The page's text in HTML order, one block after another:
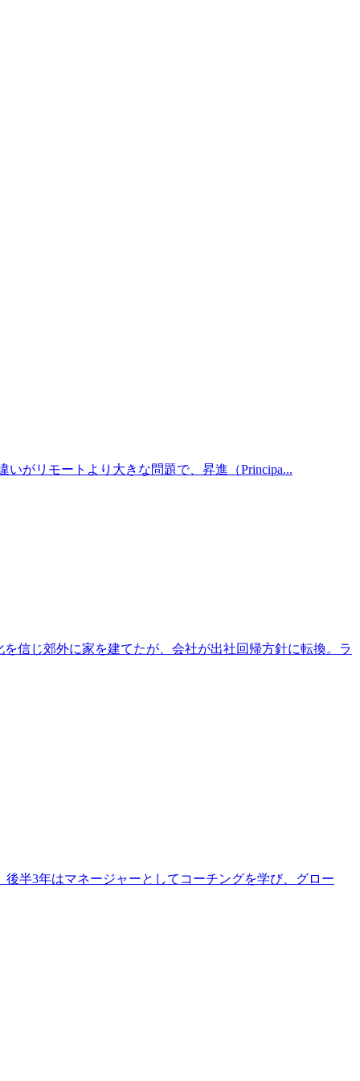
がリモートより大きな問題で、昇進（Principa...
信じ郊外に家を建てたが、会社が出社回帰方針に転換。ラ
半3年はマネージャーとしてコーチングを学び、グロー